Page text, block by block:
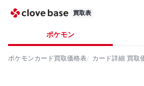
買取表
ポケモン
ポケモンカード買取価格表 カード詳細 買取